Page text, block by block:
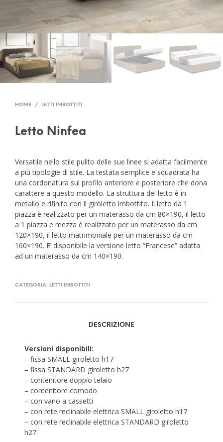
HOME / LETTI IMBOTTITI
Letto Ninfea
Versatile nello stile pulito delle sue linee si adatta facilmente
a più tipologie di stile. La testata semplice e squadrata ha
una cordonatura sul profilo anteriore e posteriore che dona
carattere a questo modello. La struttura del letto è in
metallo e rifinito con il giroletto imbottito. Il letto da 1
piazza è realizzato per un materasso da cm 80×190, il letto
a 1 piazza e mezza è realizzato per un materasso da cm
120×190, il letto matrimoniale per un materasso da cm
160×190. E’ disponibile la versione letto “Francese” adatta
ad un materasso da cm 140×190.
CATEGORIA: LETTI IMBOTTITI
DESCRIZIONE
Versioni disponibili:
– fissa SMALL giroletto h17
– fissa STANDARD giroletto h27
– contenitore doppio telaio
– contenitore comodo
– con vano a cassetti
– con rete reclinabile elettrica SMALL giroletto h17
– con rete reclinabile elettrica STANDARD giroletto
h27